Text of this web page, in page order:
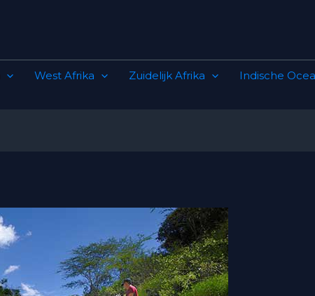
West Afrika Zuidelijk Afrika Indische